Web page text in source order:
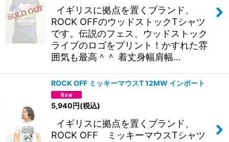
イギリスに拠点を置くブランド、
ROCK OFFのウッドストックTシャツ
です。伝説のフェス、ウッドストック
ライブのロゴをプリント！かすれた雰
囲気も最高＾＾ 着丈身幅肩幅…
ROCK OFF ミッキーマウスT 12MW インポート
5,940円(税込)
イギリスに拠点を置くブランド、
ROCK OFF ミッキーマウスTシャツ